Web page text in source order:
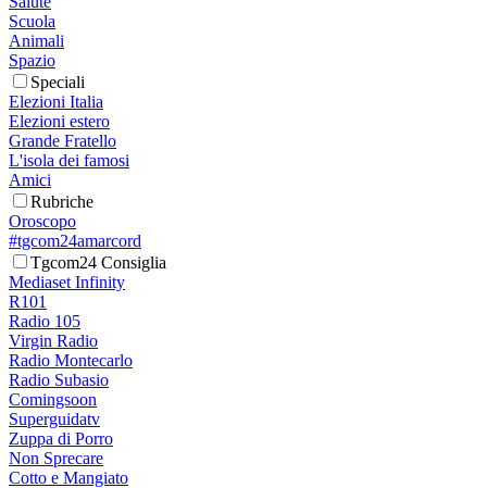
Scuola
Animali
Spazio
Speciali
Elezioni Italia
Elezioni estero
Grande Fratello
L'isola dei famosi
Amici
Rubriche
Oroscopo
#tgcom24amarcord
Tgcom24 Consiglia
Mediaset Infinity
R101
Radio 105
Virgin Radio
Radio Montecarlo
Radio Subasio
Comingsoon
Superguidatv
Zuppa di Porro
Non Sprecare
Cotto e Mangiato